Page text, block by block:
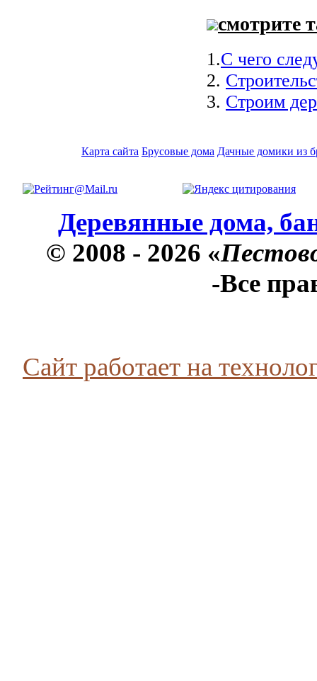
смотрите
1.С чего
2.
3. Строим
Карта сайта Брусовые дома Дачные домики из
Деревянные дома,
© 2008 - 2026 «
-Все
Сайт работает на